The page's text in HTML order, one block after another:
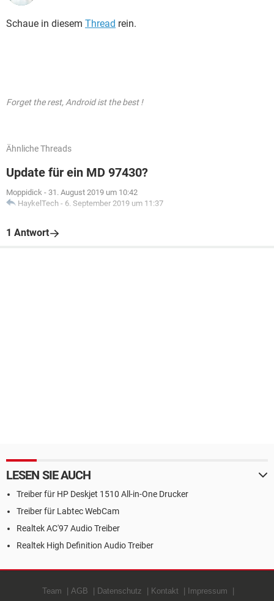
Schaue in diesem Thread rein.
Forget the rest, Android ist the best !
Ähnliche Threads
Update für ein MD 97430?
Moppidick - 31. August 2019 um 10:42
HaykelTech - 6. September 2019 um 11:37
1 Antwort
LESEN SIE AUCH
Treiber für HP Deskjet 1510 All-in-One Drucker
Treiber für Labtec WebCam
Realtek AC'97 Audio Treiber
Realtek High Definition Audio Treiber
Team AGB Datenschutz Kontakt Impressum